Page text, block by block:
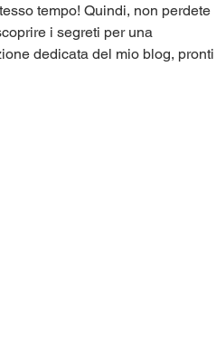
tempo! Quindi, non perdete
i segreti per una
dedicata del mio blog, pronti